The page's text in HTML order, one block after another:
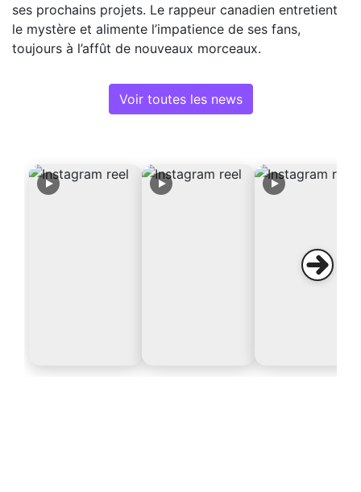
ses prochains projets. Le rappeur canadien entretient
le mystère et alimente l’impatience de ses fans,
toujours à l’affût de nouveaux morceaux.
Voir toutes les news